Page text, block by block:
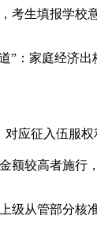
生填报学校意
家庭经济出
征入伍服权
额较高者施行
从管部分核准